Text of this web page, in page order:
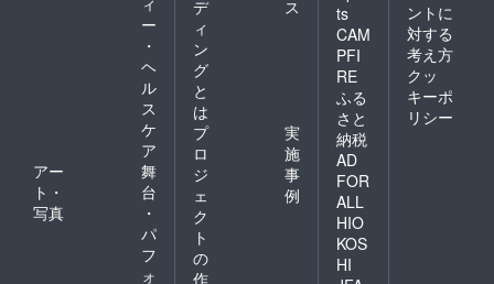
お届け
しま
す。
の）を
送らせ
ていた
だきま
す。見
た目が
ト（年3
回配
送）】
秋田市
の農家
さんが
育てた
ー
・
ヘ
ル
ス
ケ
ア
アー
ト・
写真
舞
台
・
パ
フ
ォ
デ
ィ
ン
グ
と
は
ス
プ
ロ
ジ
ェ
ク
ト
の
作
実
施
事
例
ts
CAM
PFI
RE
ふる
さと
納税
AD
FOR
ALL
HIO
KOS
HI
ントに
対する
考え方
クッ
キーポ
リシー